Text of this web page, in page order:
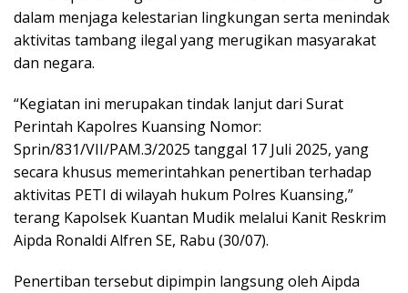
dalam menjaga kelestarian lingkungan serta menindak
aktivitas tambang ilegal yang merugikan masyarakat
dan negara.
“Kegiatan ini merupakan tindak lanjut dari Surat
Perintah Kapolres Kuansing Nomor:
Sprin/831/VII/PAM.3/2025 tanggal 17 Juli 2025, yang
secara khusus memerintahkan penertiban terhadap
aktivitas PETI di wilayah hukum Polres Kuansing,”
terang Kapolsek Kuantan Mudik melalui Kanit Reskrim
Aipda Ronaldi Alfren SE, Rabu (30/07).
Penertiban tersebut dipimpin langsung oleh Aipda